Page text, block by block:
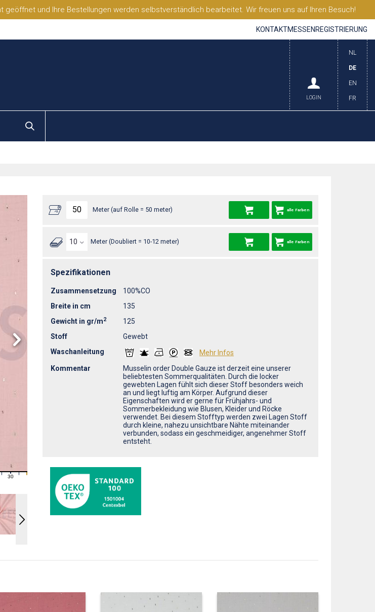
und Ihre Bestellungen werden selbstverständlich bearbeitet. Wir freuen uns auf Ihren Besuch!
KONTAKTMESSEN REGISTRIERUNG
NL
DE
EN
FR
LOGIN
30 31
Meter (auf Rolle = 50 meter) alle Farben
Meter (Doubliert = 10-12 meter) alle Farben
Spezifikationen
Zusammensetzung
100%CO
Breite in cm
135
Gewicht in gr/m2
125
Stoff
Gewebt
Waschanleitung
Mehr Infos
Kommentar
Musselin order Double Gauze ist derzeit eine unserer
beliebtesten Sommerqualitäten. Durch die locker
gewebten Lagen fühlt sich dieser Stoff besonders weich
an und liegt luftig am Körper. Aufgrund dieser
Eigenschaften wird er gerne für Frühjahrs- und
Sommerbekleidung wie Blusen, Kleider und Röcke
verwendet. Bei diesem Stofftyp werden zwei Lagen Stoff
durch kleine, nahezu unsichtbare Nähte miteinander
verbunden, sodass ein geschmeidiger, angenehmer Stoff
entsteht.